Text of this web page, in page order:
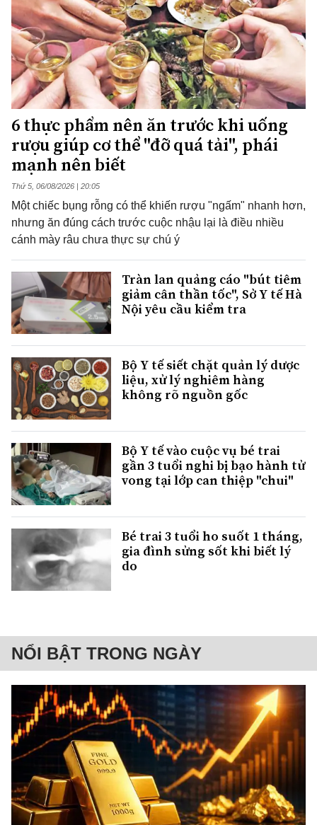
6 thực phẩm nên ăn trước khi uống
rượu giúp cơ thể "đỡ quá tải", phái
mạnh nên biết
Thứ 5, 06/08/2026 | 20:05
Một chiếc bụng rỗng có thể khiến rượu "ngấm" nhanh hơn,
nhưng ăn đúng cách trước cuộc nhậu lại là điều nhiều
cánh mày râu chưa thực sự chú ý
Tràn lan quảng cáo "bút tiêm
giảm cân thần tốc", Sở Y tế Hà
Nội yêu cầu kiểm tra
Bộ Y tế siết chặt quản lý dược
liệu, xử lý nghiêm hàng
không rõ nguồn gốc
Bộ Y tế vào cuộc vụ bé trai
gần 3 tuổi nghi bị bạo hành tử
vong tại lớp can thiệp "chui"
Bé trai 3 tuổi ho suốt 1 tháng,
gia đình sửng sốt khi biết lý
do
NỔI BẬT TRONG NGÀY